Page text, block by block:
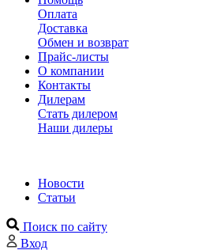
Оплата
Доставка
Обмен и возврат
Прайс-листы
О компании
Контакты
Дилерам
Стать дилером
Наши дилеры
Новости
Статьи
Поиск по сайту
Вход